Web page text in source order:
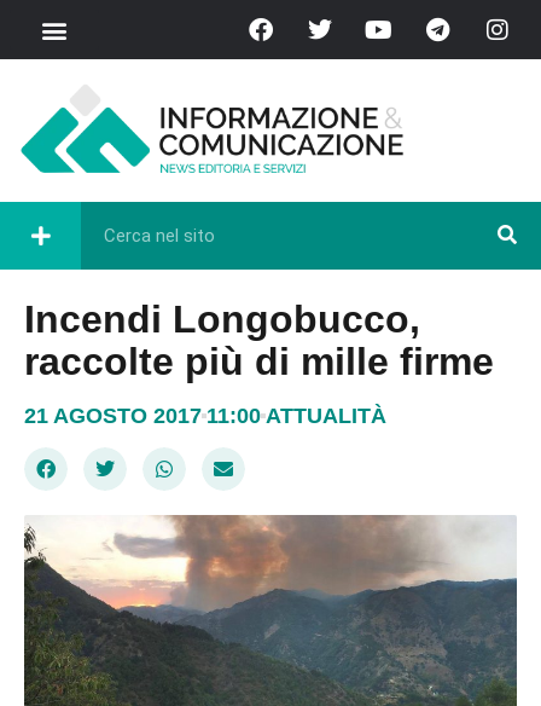
Incendi Longobucco,
raccolte più di mille firme
21 AGOSTO 2017 11:00 ATTUALITÀ